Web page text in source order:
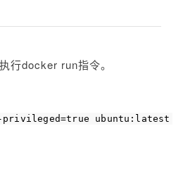
行docker run指令。
privileged=true ubuntu:latest